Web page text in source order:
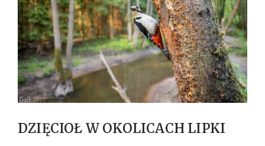
DZIĘCIOŁ W OKOLICACH LIPKI